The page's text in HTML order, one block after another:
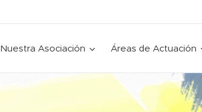
Nuestra Asociación Áreas de Actuación